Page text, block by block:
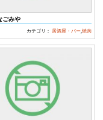
ごみや
カテゴリ： 居酒屋・バー ,焼肉